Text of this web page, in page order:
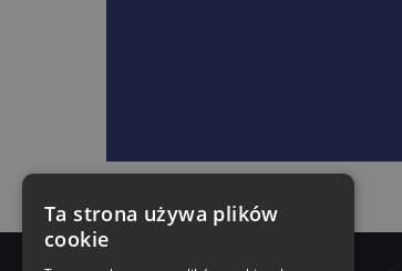
Ta strona używa plików
cookie